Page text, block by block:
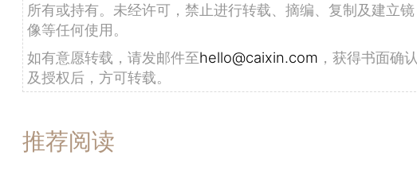
所有或持有。未经许可，禁止进行转载、摘编、复制及建立镜
像等任何使用。
如有意愿转载，请发邮件至hello@caixin.com ，获得书面确认
及授权后，方可转载。
推荐阅读